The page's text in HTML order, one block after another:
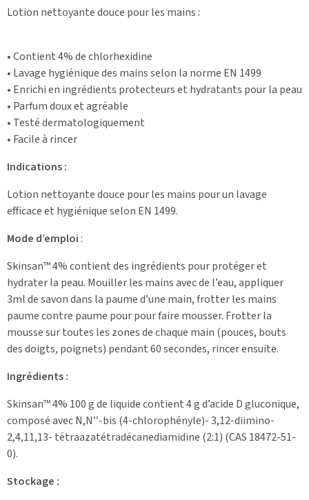
Lotion nettoyante douce pour les mains :
• Contient 4% de chlorhexidine
• Lavage hygiénique des mains selon la norme EN 1499
• Enrichi en ingrédients protecteurs et hydratants pour la peau
• Parfum doux et agréable
• Testé dermatologiquement
• Facile à rincer
Indications :
Lotion nettoyante douce pour les mains pour un lavage
efficace et hygiénique selon EN 1499.
Mode d’emploi :
Skinsan™ 4% contient des ingrédients pour protéger et
hydrater la peau. Mouiller les mains avec de l’eau, appliquer
3ml de savon dans la paume d’une main, frotter les mains
paume contre paume pour pour faire mousser. Frotter la
mousse sur toutes les zones de chaque main (pouces, bouts
des doigts, poignets) pendant 60 secondes, rincer ensuite.
Ingrédients :
Skinsan™ 4% 100 g de liquide contient 4 g d’acide D gluconique,
composé avec N,N’’-bis (4-chlorophényle)- 3,12-diimino-
2,4,11,13- tétraazatétradécanediamidine (2:1) (CAS 18472-51-
0).
Stockage :